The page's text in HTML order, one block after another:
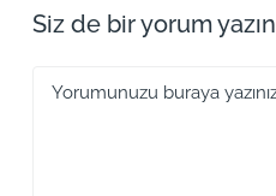
Siz de bir yorum yazın